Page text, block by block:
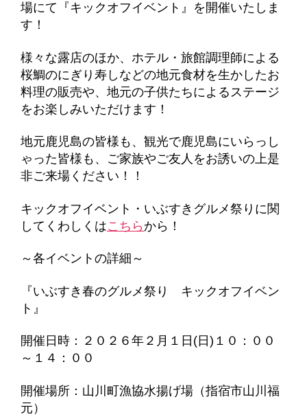
場にて『キックオフイベント』を開催いたしま
す！
様々な露店のほか、ホテル・旅館調理師による
桜鯛のにぎり寿しなどの地元食材を生かしたお
料理の販売や、地元の子供たちによるステージ
をお楽しみいただけます！
地元鹿児島の皆様も、観光で鹿児島にいらっし
ゃった皆様も、ご家族やご友人をお誘いの上是
非ご来場ください！！
キックオフイベント・いぶすきグルメ祭りに関
してくわしくはこちらから！
～各イベントの詳細～
『いぶすき春のグルメ祭り キックオフイベン
ト』
開催日時：２０２６年２月１日(日)１０：００
～１４：００
開催場所：山川町漁協水揚げ場（指宿市山川福
元）